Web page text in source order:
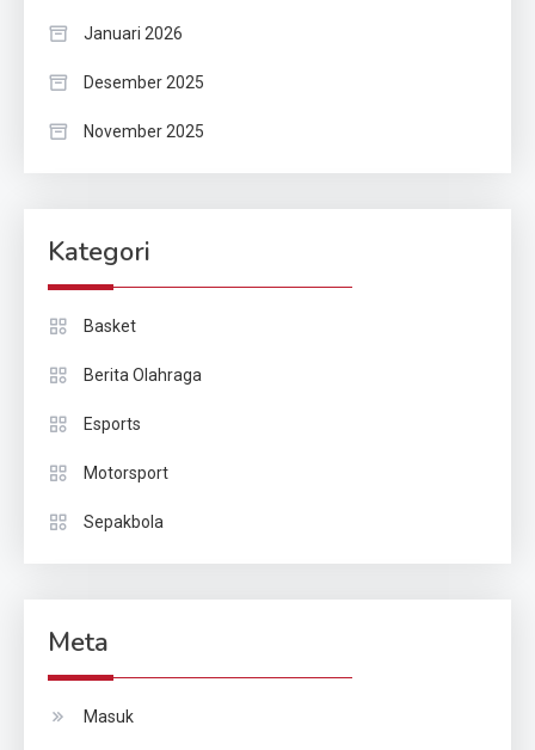
Januari 2026
Desember 2025
November 2025
Kategori
Basket
Berita Olahraga
Esports
Motorsport
Sepakbola
Meta
Masuk